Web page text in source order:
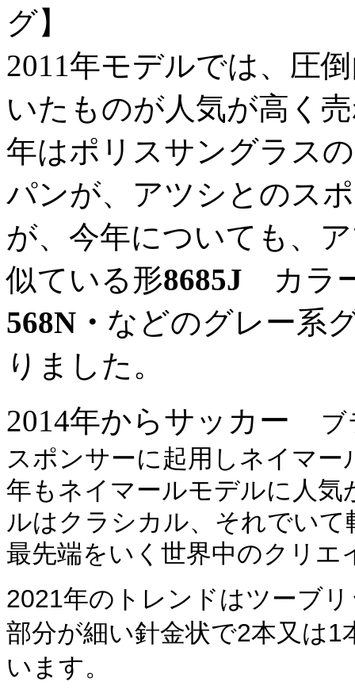
グ】
2011年モデルでは、圧
いたものが人気が高く
年はポリスサングラス
パンが、アツシとのス
が、今年についても、
似ている形8685J カラ
568N・ などのグレー系
りました。
2014年からサッカー
ブ
スポンサーに起用しネイマ
年もネイマールモデルに人
ルはクラシカル、それでい
最先端をいく世界中のクリ
2021年のトレンドはツーブ
部分が細い針金状で2本又は
います。